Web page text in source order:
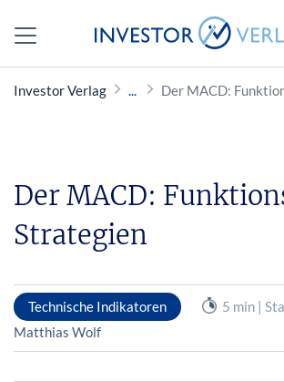
Investor Verlag Der MACD:
Der MACD:
Strategien
Technische Indikatoren
5 min |
Matthias Wolf